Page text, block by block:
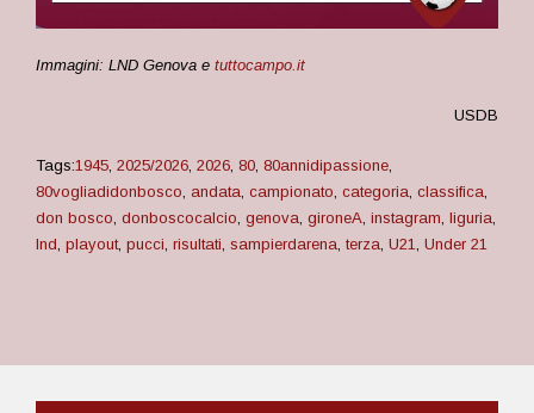
Immagini: LND Genova e tuttocampo.it
USDB
Tags:1945, 2025/2026, 2026, 80, 80annidipassione,
80vogliadidonbosco, andata, campionato, categoria, classifica,
don bosco, donboscocalcio, genova, gironeA, instagram, liguria,
lnd, playout, pucci, risultati, sampierdarena, terza, U21, Under 21